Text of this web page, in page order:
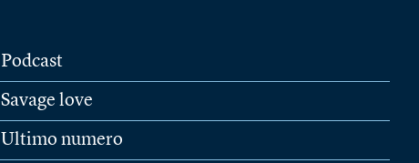
Podcast
Savage love
Ultimo numero